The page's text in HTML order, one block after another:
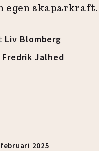
egen skaparkraft.
Liv Blomberg
Fredrik Jalhed
2025